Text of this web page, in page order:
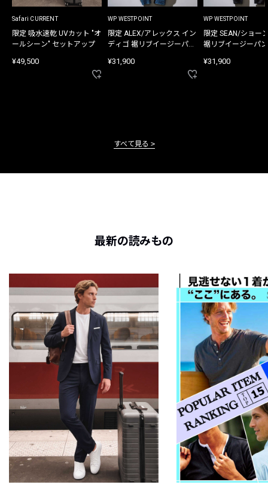
Safari CURRENT
限定 吸水速乾 UVカット "オ
ールシーン" セットアップ
¥49,500
WP WESTPOINT
限定 ALEX/アレックス イン
ディゴ 裾リブイージーパン
¥31,900
WP WESTPOINT
限定 SEAN/ショー
裾リブイージーパ
¥31,900
すべて見る
最新の読みもの